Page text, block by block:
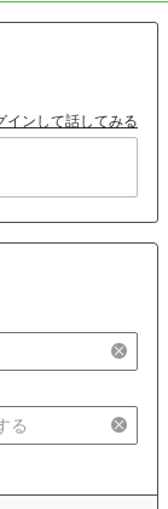
インして話してみる